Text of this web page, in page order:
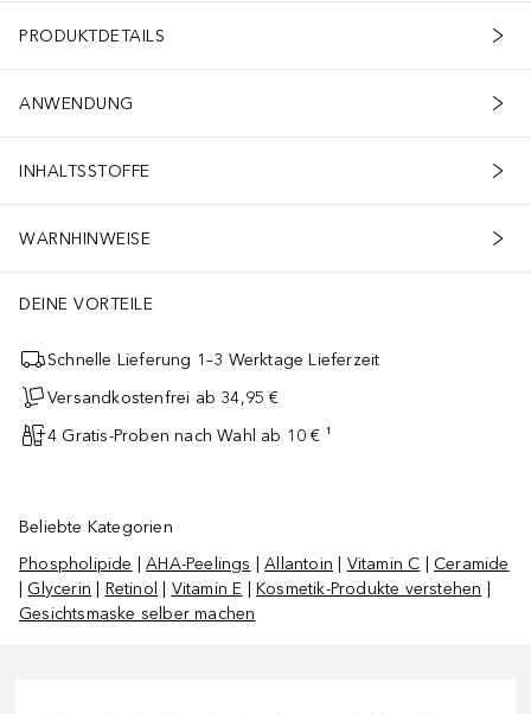
PRODUKTDETAILS
ANWENDUNG
INHALTSSTOFFE
WARNHINWEISE
DEINE VORTEILE
Schnelle Lieferung 1–3 Werktage Lieferzeit
Versandkostenfrei ab 34,95 €
4 Gratis-Proben nach Wahl ab 10 € ¹
Beliebte Kategorien
Phospholipide |AHA-Peelings |Allantoin Vitamin C
Ceramide
Glycerin Retinol Vitamin E |Kosmetik-Produkte verstehen
Gesichtsmaske selber machen